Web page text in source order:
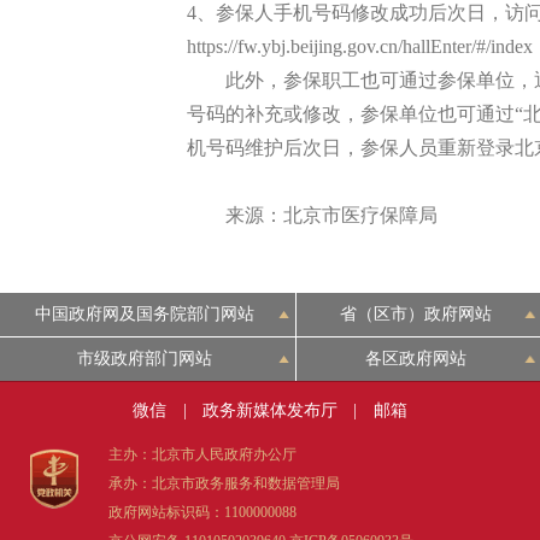
4、参保人手机号码修改成功后次日，访
https://fw.ybj.beijing.gov.cn/hallEnter/#/
此外，参保职工也可通过参保单位，
号码的补充或修改，参保单位也可通过“
机号码维护后次日，参保人员重新登录
来源：北京市医疗保障局
中国政府网及国务院部门网站 省（区市）政府网站
市级政府部门网站 各区政府网站
微信 政务新媒体发布厅 邮箱
主办：北京市人民政府办公厅
承办：北京市政务服务和数据管理局
政府网站标识码：1100000088